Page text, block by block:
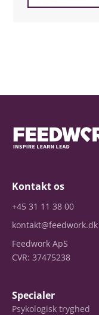
Kontakt os
+45 31 11 38 00
kontakt@feedwork.dk
Feedwork ApS
CVR: 37475238
Specialer
Psykologisk tryghed